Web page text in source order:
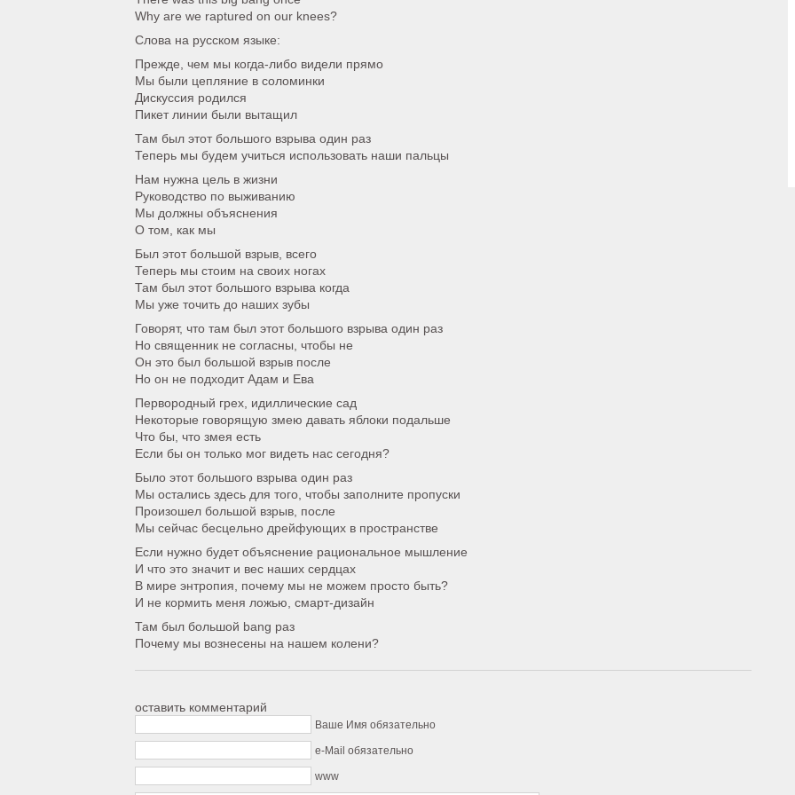
Why are we raptured on our knees?
Слова на русском языке:
Прежде, чем мы когда-либо видели прямо
Мы были цепляние в соломинки
Дискуссия родился
Пикет линии были вытащил
Там был этот большого взрыва один раз
Теперь мы будем учиться использовать наши пальцы
Нам нужна цель в жизни
Руководство по выживанию
Мы должны объяснения
О том, как мы
Был этот большой взрыв, всего
Теперь мы стоим на своих ногах
Там был этот большого взрыва когда
Мы уже точить до наших зубы
Говорят, что там был этот большого взрыва один раз
Но священник не согласны, чтобы не
Он это был большой взрыв после
Но он не подходит Адам и Ева
Первородный грех, идиллические сад
Некоторые говорящую змею давать яблоки подальше
Что бы, что змея есть
Если бы он только мог видеть нас сегодня?
Было этот большого взрыва один раз
Мы остались здесь для того, чтобы заполните пропуски
Произошел большой взрыв, после
Мы сейчас бесцельно дрейфующих в пространстве
Если нужно будет объяснение рациональное мышление
И что это значит и вес наших сердцах
В мире энтропия, почему мы не можем просто быть?
И не кормить меня ложью, смарт-дизайн
Там был большой bang раз
Почему мы вознесены на нашем колени?
оставить комментарий
Ваше Имя обязательно
e-Mail обязательно
www